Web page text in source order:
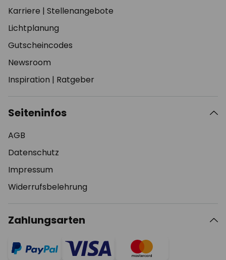
Karriere | Stellenangebote
Lichtplanung
Gutscheincodes
Newsroom
Inspiration | Ratgeber
Seiteninfos
AGB
Datenschutz
Impressum
Widerrufsbelehrung
Zahlungsarten